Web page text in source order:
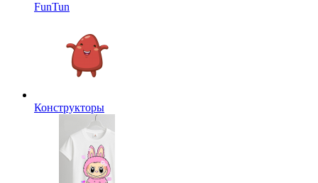
FunTun
Конструкторы